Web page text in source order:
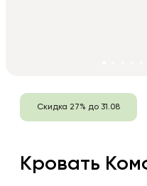
Скидка 27% до 31.08
Кровать